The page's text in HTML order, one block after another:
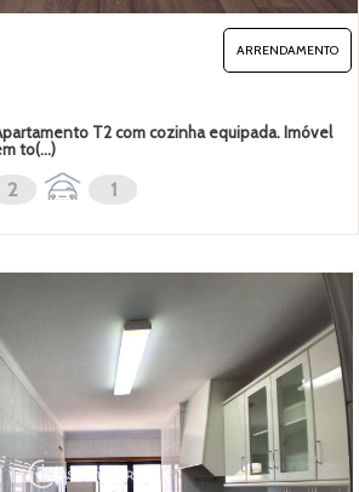
ARRENDAMENTO
T2 com cozinha equipada. Imóvel
to(...)
2 1